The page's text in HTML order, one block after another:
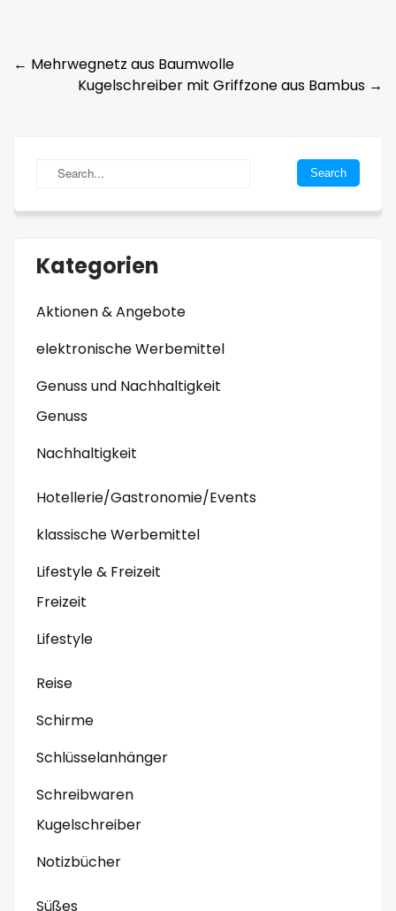
Post
navigation
← Mehrwegnetz aus Baumwolle
Kugelschreiber mit Griffzone aus Bambus →
Kategorien
Aktionen & Angebote
elektronische Werbemittel
Genuss und Nachhaltigkeit
Genuss
Nachhaltigkeit
Hotellerie/Gastronomie/Events
klassische Werbemittel
Lifestyle & Freizeit
Freizeit
Lifestyle
Reise
Schirme
Schlüsselanhänger
Schreibwaren
Kugelschreiber
Notizbücher
Süßes